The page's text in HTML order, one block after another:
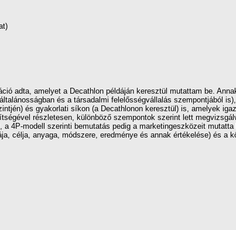
adta, amelyet a Decathlon példáján keresztül mutattam be.
és a társadalmi felelősségvállalás szempontjából
és gyakorlati síkon (a Decathlonon keresztül) is, amelyek
részletesen, különböző szempontok szerint lett
4P-modell szerinti bemutatás pedig a marketingeszközeit
célja, anyaga, módszere, eredménye és annak értékelése) és a